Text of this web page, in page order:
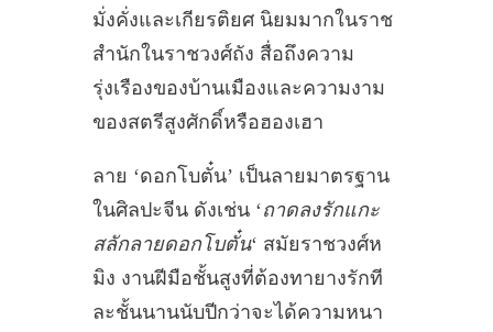
มั่งคั่งและเกียรติยศ นิยมมากในราช
สำนักในราชวงศ์ถัง สื่อถึงความ
รุ่งเรืองของบ้านเมืองและความงาม
ของสตรีสูงศักดิ์หรือฮองเฮา
ลาย ‘ดอกโบตั๋น’ เป็นลายมาตรฐาน
ในศิลปะจีน ดังเช่น ‘ถาดลงรักแกะ
สลักลายดอกโบตั๋น‘ สมัยราชวงศ์ห
มิง งานฝีมือชั้นสูงที่ต้องทายางรักที
ละชั้นนานนับปีกว่าจะได้ความหนา